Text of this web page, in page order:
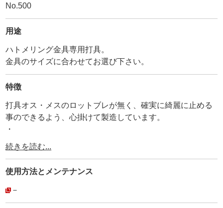
No.500
用途
ハトメリング金具専用打具。
金具のサイズに合わせてお選び下さい。
特徴
打具オス・メスのロットブレが無く、確実に綺麗に止める
事のできるよう、心掛けて製造しています。
・
①製造時から抜き打ちで実際に金具を止めて、確実な固定
ができているか確認しています。
②オス・メスにサイズ表記の打刻をしています。
・
③オスの持ち手部にアヤメ加工を施してすべり止めにして
続きを読む...
使用方法と メンテナンス
－